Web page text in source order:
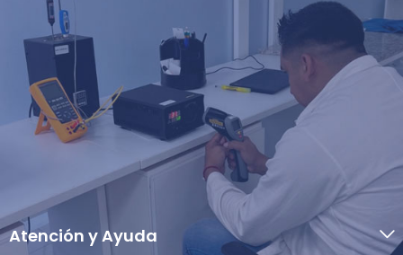
Atención y Ayuda